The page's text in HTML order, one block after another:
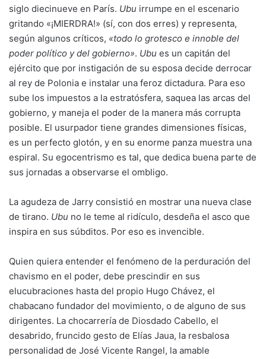
siglo diecinueve en París. Ubu irrumpe en el escenario
gritando «¡MIERDRA!» (sí, con dos erres) y representa,
según algunos críticos, «todo lo grotesco e innoble del
poder político y del gobierno». Ubu es un capitán del
ejército que por instigación de su esposa decide derrocar
al rey de Polonia e instalar una feroz dictadura. Para eso
sube los impuestos a la estratósfera, saquea las arcas del
gobierno, y maneja el poder de la manera más corrupta
posible. El usurpador tiene grandes dimensiones físicas,
es un perfecto glotón, y en su enorme panza muestra una
espiral. Su egocentrismo es tal, que dedica buena parte de
sus jornadas a observarse el ombligo.
La agudeza de Jarry consistió en mostrar una nueva clase
de tirano. Ubu no le teme al ridículo, desdeña el asco que
inspira en sus súbditos. Por eso es invencible.
Quien quiera entender el fenómeno de la perduración del
chavismo en el poder, debe prescindir en sus
elucubraciones hasta del propio Hugo Chávez, el
chabacano fundador del movimiento, o de alguno de sus
dirigentes. La chocarrería de Diosdado Cabello, el
desabrido, fruncido gesto de Elías Jaua, la resbalosa
personalidad de José Vicente Rangel, la amable